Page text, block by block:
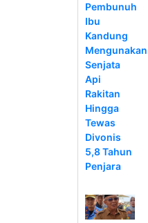
Pembunuh
Ibu
Kandung
Mengunakan
Senjata
Api
Rakitan
Hingga
Tewas
Divonis
5,8 Tahun
Penjara